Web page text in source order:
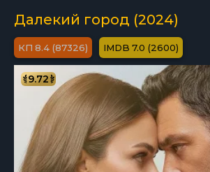
Далекий город (2024)
8.4 (87326) 7.0 (2600)
9.72